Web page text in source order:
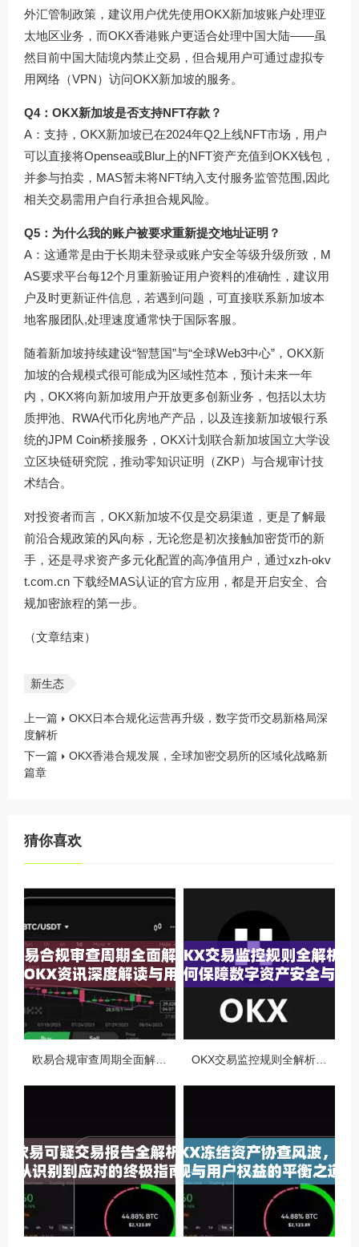
外汇管制政策，建议用户优先使用OKX新加坡账户处理亚
太地区业务，而OKX香港账户更适合处理中国大陆——虽
然目前中国大陆境内禁止交易，但合规用户可通过虚拟专
用网络（VPN）访问OKX新加坡的服务。
Q4：OKX新加坡是否支持NFT存款？
A：支持，OKX新加坡已在2024年Q2上线NFT市场，用户
可以直接将Opensea或Blur上的NFT资产充值到OKX钱包，
并参与拍卖，MAS暂未将NFT纳入支付服务监管范围,因此
相关交易需用户自行承担合规风险。
Q5：为什么我的账户被要求重新提交地址证明？
A：这通常是由于长期未登录或账户安全等级升级所致，M
AS要求平台每12个月重新验证用户资料的准确性，建议用
户及时更新证件信息，若遇到问题，可直接联系新加坡本
地客服团队,处理速度通常快于国际客服。
随着新加坡持续建设“智慧国”与“全球Web3中心”，OKX新
加坡的合规模式很可能成为区域性范本，预计未来一年
内，OKX将向新加坡用户开放更多创新业务，包括以太坊
质押池、RWA代币化房地产产品，以及连接新加坡银行系
统的JPM Coin桥接服务，OKX计划联合新加坡国立大学设
立区块链研究院，推动零知识证明（ZKP）与合规审计技
术结合。
对投资者而言，OKX新加坡不仅是交易渠道，更是了解最
前沿合规政策的风向标，无论您是初次接触加密货币的新
手，还是寻求资产多元化配置的高净值用户，通过xzh-okv
t.com.cn 下载经MAS认证的官方应用，都是开启安全、合
规加密旅程的第一步。
（文章结束）
新生态
上一篇
OKX日本合规化运营再升级，数字货币交易新格局深
度解析
下一篇
OKX香港合规发展，全球加密交易所的区域化战略新
篇章
猜你喜欢